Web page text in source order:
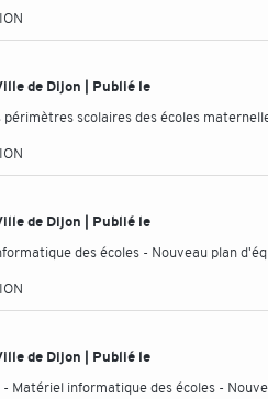
de Dijon | Publié le
périmètres scolaires des écoles
de Dijon | Publié le
des écoles - Nouveau plan
de Dijon | Publié le
- Matériel informatique des écoles -